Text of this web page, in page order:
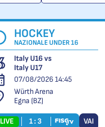
HOCKEY
NAZIONALE UNDER 16
Italy U16 vs
Italy U17
07/08/2026 14:45
Würth Arena
Egna (BZ)
LIVE 1 : 3 VAI